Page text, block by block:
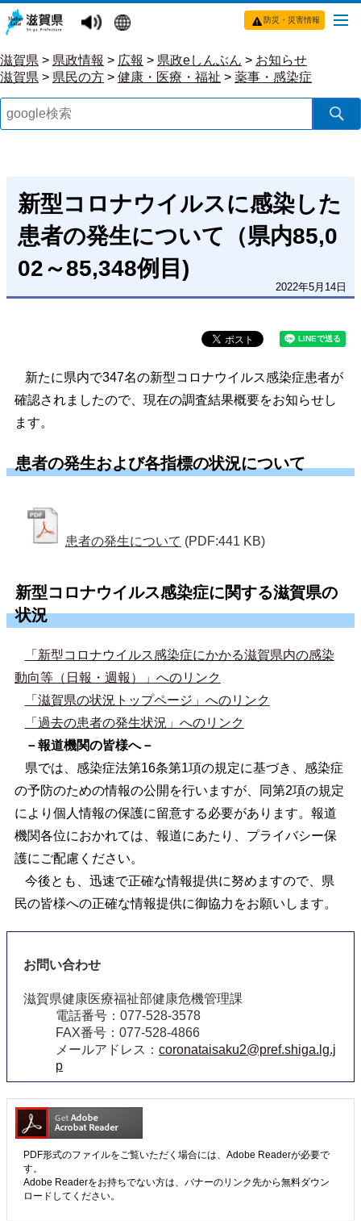
防災・災害情報
滋賀県 > 県政情報 > 広報 > 県政eしんぶん > お知らせ
滋賀県 > 県民の方 > 健康・医療・福祉 > 薬事・感染症
新型コロナウイルスに感染した
患者の発生について（県内85,0
02～85,348例目)
2022年5月14日
新たに県内で347名の新型コロナウイルス感染症患者が
確認されましたので、現在の調査結果概要をお知らせし
ます。
患者の発生および各指標の状況について
患者の発生について (PDF:441 KB)
新型コロナウイルス感染症に関する滋賀県の
状況
「新型コロナウイルス感染症にかかる滋賀県内の感染
動向等（日報・週報）」へのリンク
「滋賀県の状況トップページ」へのリンク
「過去の患者の発生状況」へのリンク
－報道機関の皆様へ－
県では、感染症法第16条第1項の規定に基づき、感染症
の予防のための情報の公開を行いますが、同第2項の規定
により個人情報の保護に留意する必要があります。報道
機関各位におかれては、報道にあたり、プライバシー保
護にご配慮ください。
今後とも、迅速で正確な情報提供に努めますので、県
民の皆様への正確な情報提供に御協力をお願いします。
お問い合わせ
滋賀県健康医療福祉部健康危機管理課
電話番号：077-528-3578
FAX番号：077-528-4866
メールアドレス： coronataisaku2@pref.shiga.lg.j
p
PDF形式のファイルをご覧いただく場合には、Adobe Readerが必要で
す。
Adobe Readerをお持ちでない方は、バナーのリンク先から無料ダウン
ロードしてください。